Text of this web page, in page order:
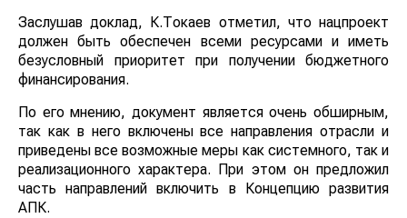
Заслушав доклад, К.Токаев отметил, что нацпроект
должен быть обеспечен всеми ресурсами и иметь
безусловный приоритет при получении бюджетного
финансирования.
По его мнению, документ является очень обширным,
так как в него включены все направления отрасли и
приведены все возможные меры как системного, так и
реализационного характера. При этом он предложил
часть направлений включить в Концепцию развития
АПК.